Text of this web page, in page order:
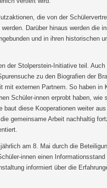
die von der
Darüber hinaus werden die
und in ihren historischen
der Stolperstein-Initiative teil.
zu den Biografien der
mit externen Partnern. So haben in
Schüler-innen erprobt haben, wie
diese Kooperationen weiter
gemeinsame Arbeit nachhaltig
am 8. Mai durch die
innen einen
informiert über die